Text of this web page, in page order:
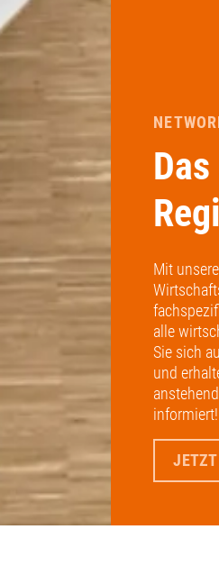
Mit
alle
Sie sich
und
informiert!
JETZT